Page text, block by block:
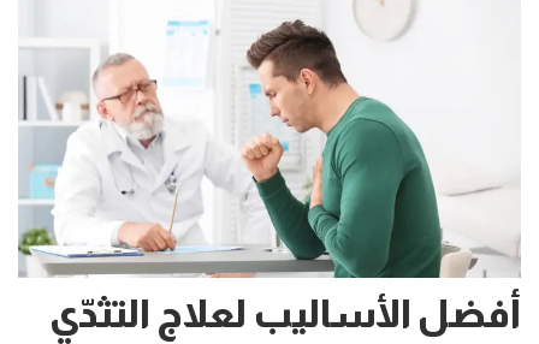
أفضل الأساليب لعلاج التثدّي